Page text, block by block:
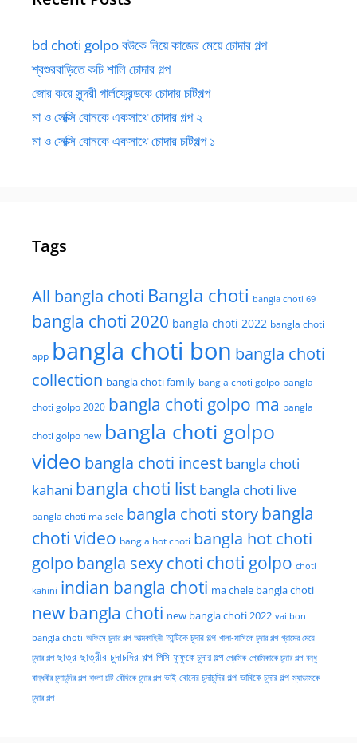
bd choti golpo বউকে নিয়ে কাজের মেয়ে চোদার গল্প
শ্বশুরবাড়িতে কচি শালি চোদার গল্প
জোর করে সুন্দরী গার্লফ্রেন্ডকে চোদার চটিগল্প
মা ও সেক্সি বোনকে একসাথে চোদার গল্প ২
মা ও সেক্সি বোনকে একসাথে চোদার চটিগল্প ১
Tags
All bangla choti Bangla choti bangla choti 69
bangla choti 2020 bangla choti 2022 bangla choti
app bangla choti bon bangla choti
collection bangla choti family bangla choti golpo bangla
choti golpo 2020 bangla choti golpo ma bangla
choti golpo new bangla choti golpo
video bangla choti incest bangla choti
kahani bangla choti list bangla choti live
bangla choti ma sele bangla choti storybangla
choti video bangla hot choti bangla hot choti
golpo bangla sexy choti choti golpo choti
kahini indian bangla choti ma chele bangla choti
new bangla choti new bangla choti 2022 vai bon
bangla choti অফিসে চুদার গল্প আত্মকাহিনী আন্টিকে চুদার গল্প খালা-মাসিকে চুদার গল্প গ্রামের মেয়ে
চুদার গল্প ছাত্র-ছাত্রীর চুদাচদির গল্প পিসি-ফুফুকে চুদার গল্প প্রেমিক-প্রেমিকাকে চুদার গল্প বন্ধু-
বান্ধবীর চুদাচুদির গল্প বাংলা চটি বৌদিকে চুদার গল্প ভাই-বোনের চুদাচুদির গল্প ভাবিকে চুদার গল্প ম্যাডামকে
চুদার গল্প